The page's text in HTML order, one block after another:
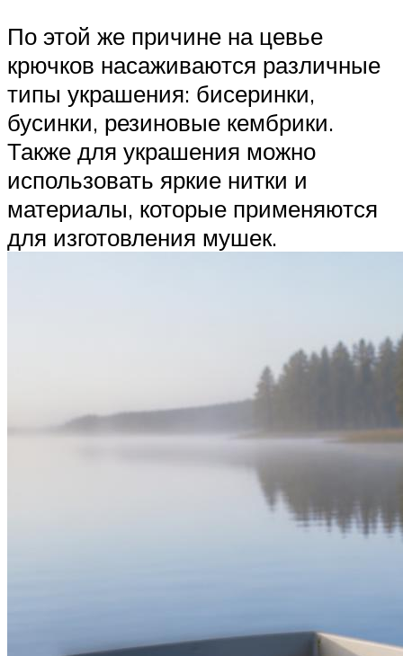
По этой же причине на цевье
крючков насаживаются различные
типы украшения: бисеринки,
бусинки, резиновые кембрики.
Также для украшения можно
использовать яркие нитки и
материалы, которые применяются
для изготовления мушек.